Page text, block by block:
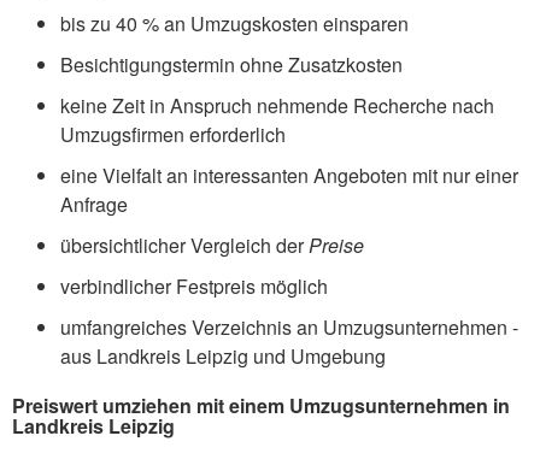
bis zu 40 % an Umzugskosten einsparen
Besichtigungstermin ohne Zusatzkosten
keine Zeit in Anspruch nehmende Recherche nach
Umzugsfirmen erforderlich
eine Vielfalt an interessanten Angeboten mit nur einer
Anfrage
übersichtlicher Vergleich derPreise
verbindlicher Festpreis möglich
umfangreiches Verzeichnis an Umzugsunternehmen -
aus Landkreis Leipzig und Umgebung
Preiswert umziehen mit einem Umzugsunternehmen in
Landkreis Leipzig